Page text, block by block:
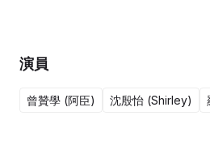
演員
曾贊學 (阿臣) 沈殷怡 (Shirley)